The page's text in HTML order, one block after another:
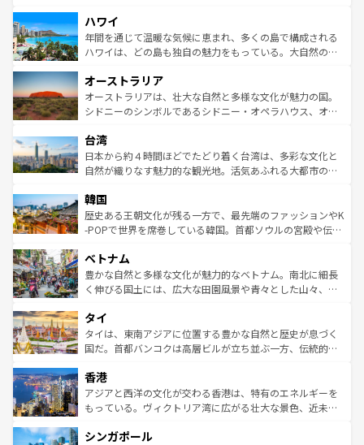
ば市内交通費無料で観光を楽しむこともできる。 なお、新
着のスイス情報はコンテンツ一覧 を参照してほしい。
のような巨大都市は、観光、ショッピング、エンターテイ
ンメントが詰まった刺激的なスポットだ。一方、アメリカ
西部には大自然が広がり、グランドキャニオンやイエロー
部のニューオーリンズでは、音楽と美食が融合した独特の
文化が魅力。旅行者はアメリカの各地域で異なる魅力を楽
しみながら、その多様性と豊かな歴史を感じることができ
ならではの贅沢な旅のスタイルだ。 なお、新着のアメリカ
情報はコンテンツ一覧を参照してほしい。
ハワイ
年間を通じて温暖な気候に恵まれ、多くの島で構成される
ハワイは、どの島も独自の魅力をもっている。大自然の神
ワイ島は見逃せない。また、定番の観光地といえばオアフ
島だが、静かな自然を求めるならマウイ島やカウアイ島が
おすすめ。エメラルドグリーンに輝く海をはじめ、豊かな
れるおもてなしの心で訪れる人々を迎えてくれるハワイの
人々、おいしいローカルフードやハワイアンミュージッ
ク、伝統的なフラダンスなど、すべてがハワイの魅力を彩
ワイを、存分に味わってほしい。 なお、新着のハワイ情報
はコンテンツ一覧を参照してほしい。
オーストラリア
オーストラリアは、壮大な自然と多様な文化が魅力の国。
シドニーのシンボルであるシドニー・オペラハウス、オー
リアリーフや大陸中央部にそびえるウルル（エアーズロッ
ク）、タスマニアの美しい原生林やケアンズの熱帯雨林な
ど、見どころがたくさん。また、カフェやワイン、オージ
いる。アクティビティも充実しており、サーフィンやダイ
ビング、ハイキングなど、アウトドア好きにはたまらな
い。オーストラリアの多彩な魅力を存分に味わいつくそ
参照してほしい。
台湾
日本から約４時間ほどでたどり着く台湾は、多彩な文化と
自然が織りなす魅力的な観光地。活気あふれる大都市の台
ン）、静ひつな山岳地帯である台湾東部など、都市の喧騒
と山間の静けさが共存しており、訪れる人に新しい発見と
驚きをもたらしてくれる。また、奥深い台湾の食文化も魅
容にもいいと評判のスイーツなど、バラエティ豊かな料理
が味わえる。 なお、新着の台湾情報は コンテンツ一覧を参
照してほしい。
韓国
歴史ある王朝文化が残る一方で、最先端のファッションやK
-POPで世界を席巻している韓国。首都ソウルの宮殿や伝統
き、地方に足を延ばせば四季折々の自然美を楽しむことが
できる。そして、キムチや焼肉、絶品のストリートフード
まで、さまざまな韓国料理が待っている。夜には、韓国な
リティに包まれながら、韓国の多彩な魅力を心ゆくまで味
わってみてほしい。 なお、新着の韓国情報はコンテンツ一
覧を参照してほしい。
ベトナム
豊かな自然と多様な文化が魅力的なベトナム。南北に細長
く伸びる国土には、広大な田園風景や青々とした山々、世
急速な発展と共に伝統が息づく。ハノイの古い町並みやホ
ーチミン市のフランス統治時代の建物も、独特の雰囲気を
醸し出している。また、バラエティの豊かさとおいしさで
とつ。フォーやバインミー、ベトナムコーヒーなどは、ぜ
ひ現地で味わいたい。どの地域を訪れてもあたたかい人々
が旅行者を迎えてくれるので、きっと忘れられない旅にな
参照してほしい。
タイ
タイは、東南アジアに位置する豊かな自然と歴史が息づく
国だ。首都バンコクは高層ビルが立ち並ぶ一方、伝統的な
の活気が交差している。北部ではチェンマイなどの山岳地
帯で自然と触れ合い、南部ではプーケットやクラビの美し
いビーチでリゾート気分を楽しむことができる。タイ料理
激する。気候は一年中温暖で、どの季節にも異なる楽しみ
香港
アジアと西洋の文化が交わる香港は、特有のエネルギーを
もっている。ヴィクトリア湾に広がる壮大な景色、近未来
み、どこを訪れても感動するはず。観光スポットが密集し
シンガポール